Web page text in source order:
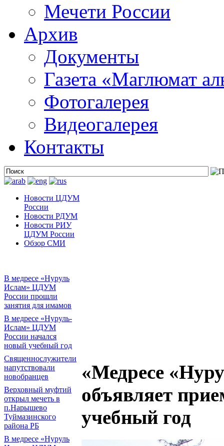
Мечети России
Архив
Документы
Газета «Маглюмат
Фотогалерея
Видеогалерея
Контакты
Новости ЦДУМ
России
Новости РДУМ
Новости РИУ
ЦДУМ России
Обзор СМИ
В медресе «Нуруль
Ислам» ЦДУМ
России прошли
занятия для имамов
В медресе «Нуруль-
Ислам» ЦДУМ
России начался
новый учебный год
Священнослужители
напутствовали
новобранцев
Верховный муфтий
открыл мечеть в
п.Нарышево
Туймазинского
района РБ
В медресе «Нуруль
«Медресе
объявляет
учебный год